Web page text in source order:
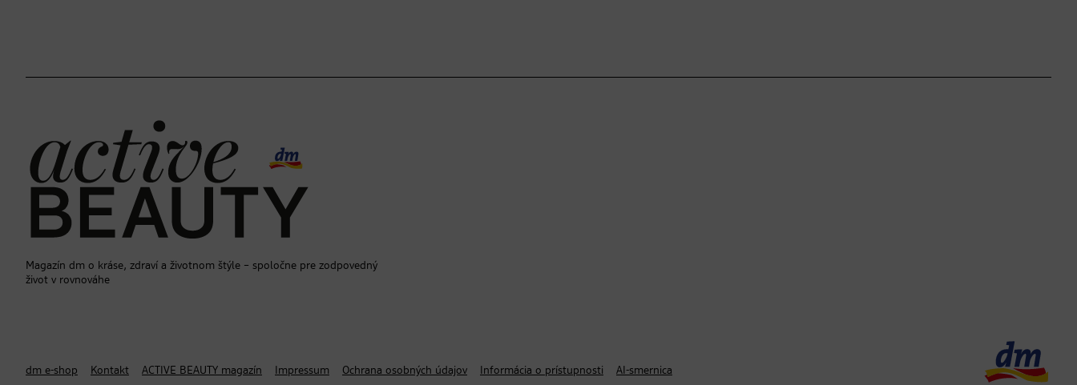
Magazín dm o kráse, zdraví a životnom štýle – spoločne pre zodpovedný
život v rovnováhe
dm e-shop Kontakt ACTIVE BEAUTY magazín Impressum Ochrana osobných údajov Informácia o prístupnosti AI-smernica